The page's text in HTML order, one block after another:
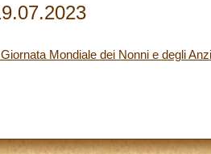
Mondiale dei Nonni e degli